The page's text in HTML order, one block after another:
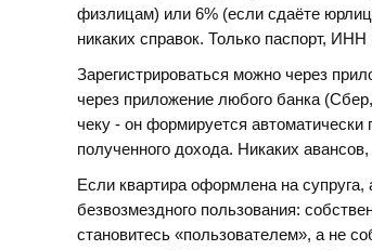
физлицам) или 6% (если сдаёте
никаких справок. Только паспорт, ИНН
Зарегистрироваться можно через
через приложение любого банка
чеку - он формируется
полученного дохода. Никаких
Если квартира оформлена на
безвозмездного пользования:
становитесь «пользователем», а не